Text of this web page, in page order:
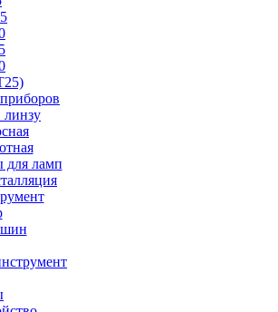
линзу
для ламп
шин